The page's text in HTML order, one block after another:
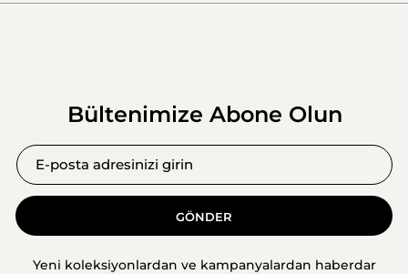
Bültenimize Abone Olun
GÖNDER
Yeni koleksiyonlardan ve kampanyalardan haberdar